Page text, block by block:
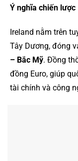
Ý nghĩa chiến lược
Ireland nằm trên
Tây Dương, đóng
– Bắc Mỹ. Đồng
đồng Euro, giúp
tài chính và công